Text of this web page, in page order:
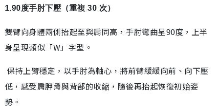
1.90度手肘下壓（重複 30 次）
雙臂向身體兩側抬起至與肩同高，手肘彎曲呈90度，上半
身呈現類似「W」字型。
保持上臂穩定，以手肘為軸心，將前臂緩緩向前、向下壓
低，感受肩胛骨與背部的收縮，隨後再抬起恢復初始姿
勢。